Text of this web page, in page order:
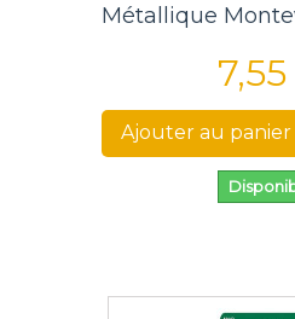
Métallique
Ajouter au panier